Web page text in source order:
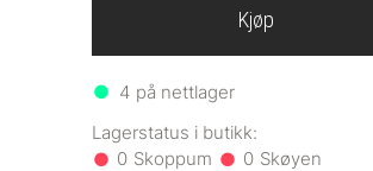
4 på nettlager
0 0
Kjøp